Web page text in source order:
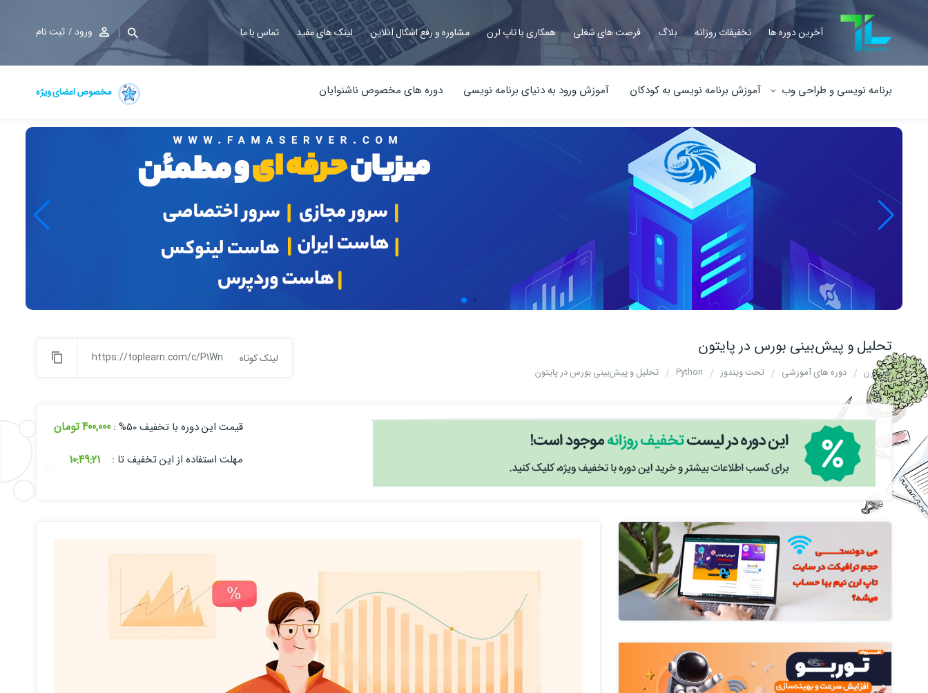
آخرین دوره ها تخفیفات روزانه بلاگ فرصت های شغلی همکاری با تاپ لرن مشاوره و رفع اشکال آنلاین لینک های مفید تماس با ما ورود ثبت نام
برنامه نویسی و طراحی وب آموزش برنامه نویسی به کودکان آموزش ورود به دنیای برنامه نویسی دوره های مخصوص ناشنوایان مخصوص اعضای ویژه
تحلیل و پیش‌بینی بورس در پایتون
تاپ لرن دوره های آموزشی تحت ویندوز Python تحلیل و پیش‌بینی بورس در پایتون
لینک کوتاه https://toplearn.com/c/P1Wn
قیمت این دوره با تخفیف 50% : 400,000 تومان
مهلت استفاده از این تخفیف تا : 10:49:20